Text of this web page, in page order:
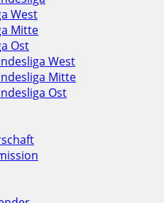
West
Mitte
Ost
West
Mitte
Ost